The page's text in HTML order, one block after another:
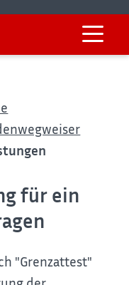
für ein
"Grenzattest"